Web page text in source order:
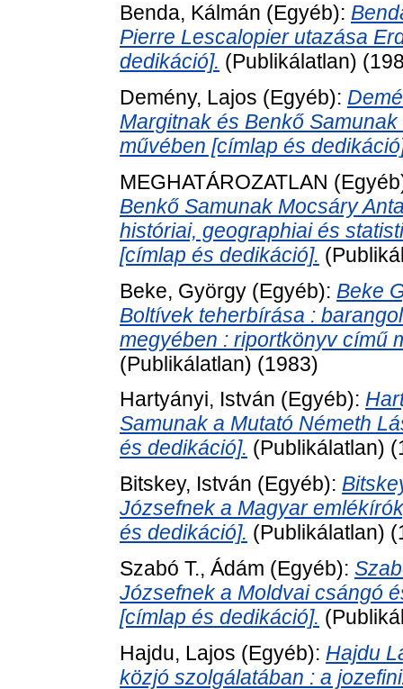
Benda, Kálmán (Egyéb):
Pierre Lescalopier utazása
dedikáció]. (Publikálatlan)
Demény, Lajos (Egyéb):
Margitnak és Benkő
művében [címlap és
MEGHATÁROZATLAN
Benkő Samunak Mocsáry
históriai, geographiai és
[címlap és dedikáció].
Beke, György (Egyéb): Beke
Boltívek teherbírása :
megyében : riportkönyv című
(Publikálatlan) (1983)
Hartyányi, István (Egyéb):
Samunak a Mutató Németh
és dedikáció]. (Publikálatlan)
Bitskey, István (Egyéb):
Józsefnek a Magyar
és dedikáció]. (Publikálatlan)
Szabó T., Ádám (Egyéb):
Józsefnek a Moldvai csángó
[címlap és dedikáció].
Hajdu, Lajos (Egyéb): Hajdu
közjó szolgálatában : a